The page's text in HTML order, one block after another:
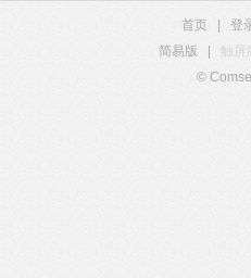
首页 登
简易版
触屏
©